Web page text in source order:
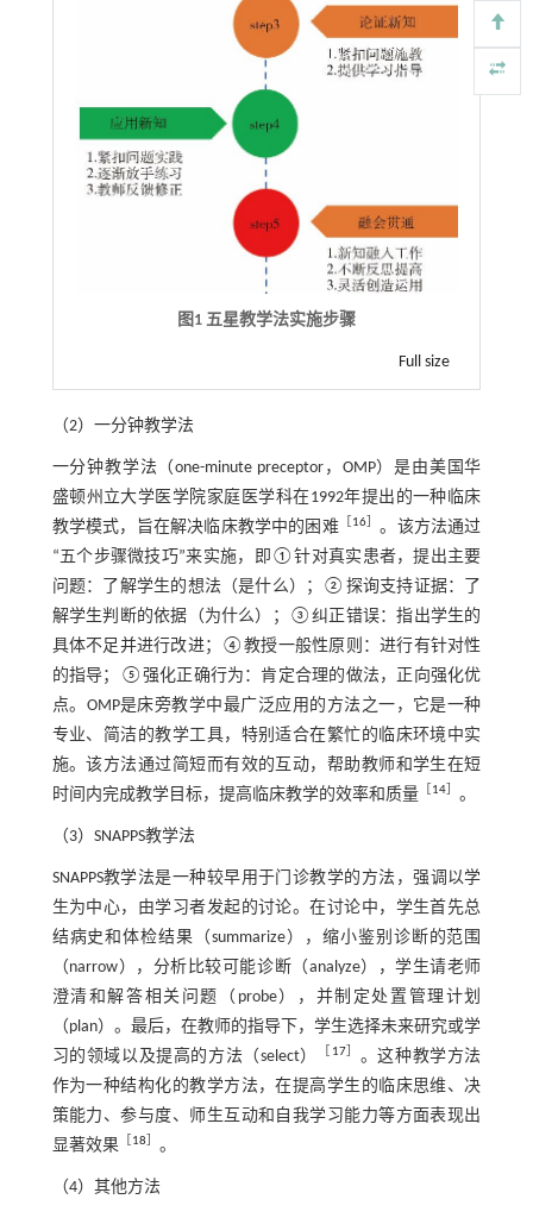
图1 五星教学法实施步骤
Full size
（2）一分钟教学法
一分钟教学法（one-minute preceptor，OMP）是由美国华
盛顿州立大学医学院家庭医学科在1992年提出的一种临床
教学模式，旨在解决临床教学中的困难［ 16
。该方法通过
“五个步骤微技巧”来实施，即①针对真实患者，提出主要
问题：了解学生的想法（是什么）；②探询支持证据：了
解学生判断的依据（为什么）；③纠正错误：指出学生的
具体不足并进行改进；④教授一般性原则：进行有针对性
的指导；⑤强化正确行为：肯定合理的做法，正向强化优
点。OMP是床旁教学中最广泛应用的方法之一，它是一种
专业、简洁的教学工具，特别适合在繁忙的临床环境中实
施。该方法通过简短而有效的互动，帮助教师和学生在短
时间内完成教学目标，提高临床教学的效率和质量［ 14］ 。
（3）SNAPPS教学法
SNAPPS教学法是一种较早用于门诊教学的方法，强调以学
生为中心，由学习者发起的讨论。在讨论中，学生首先总
结病史和体检结果（summarize），缩小鉴别诊断的范围
（narrow），分析比较可能诊断（analyze），学生请老师
澄清和解答相关问题（probe），并制定处置管理计划
（plan）。最后，在教师的指导下，学生选择未来研究或学
习的领域以及提高的方法（select）
17］ 。这种教学方法
作为一种结构化的教学方法，在提高学生的临床思维、决
策能力、参与度、师生互动和自我学习能力等方面表现出
显著效果
18 。
（4）其他方法